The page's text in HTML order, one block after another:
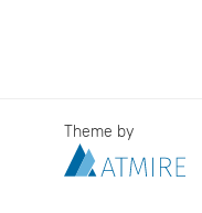
Theme by